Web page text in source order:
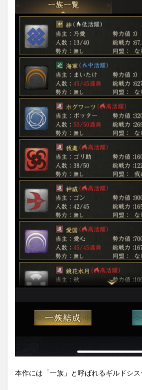
本作には「一族」と呼ばれるギルドシス